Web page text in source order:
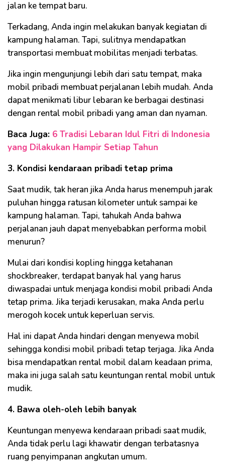
jalan ke tempat baru.
Terkadang, Anda ingin melakukan banyak kegiatan di
kampung halaman. Tapi, sulitnya mendapatkan
transportasi membuat mobilitas menjadi terbatas.
Jika ingin mengunjungi lebih dari satu tempat, maka
mobil pribadi membuat perjalanan lebih mudah. Anda
dapat menikmati libur lebaran ke berbagai destinasi
dengan rental mobil pribadi yang aman dan nyaman.
Baca Juga: 6 Tradisi Lebaran Idul Fitri di Indonesia
yang Dilakukan Hampir Setiap Tahun
3. Kondisi kendaraan pribadi tetap prima
Saat mudik, tak heran jika Anda harus menempuh jarak
puluhan hingga ratusan kilometer untuk sampai ke
kampung halaman. Tapi, tahukah Anda bahwa
perjalanan jauh dapat menyebabkan performa mobil
menurun?
Mulai dari kondisi kopling hingga ketahanan
shockbreaker, terdapat banyak hal yang harus
diwaspadai untuk menjaga kondisi mobil pribadi Anda
tetap prima. Jika terjadi kerusakan, maka Anda perlu
merogoh kocek untuk keperluan servis.
Hal ini dapat Anda hindari dengan menyewa mobil
sehingga kondisi mobil pribadi tetap terjaga. Jika Anda
bisa mendapatkan rental mobil dalam keadaan prima,
maka ini juga salah satu keuntungan rental mobil untuk
mudik.
4. Bawa oleh-oleh lebih banyak
Keuntungan menyewa kendaraan pribadi saat mudik,
Anda tidak perlu lagi khawatir dengan terbatasnya
ruang penyimpanan angkutan umum.